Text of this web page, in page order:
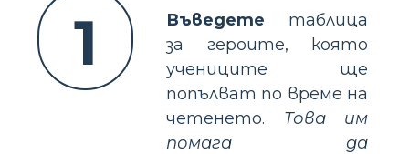
1 Въведете таблица
за героите, която
учениците ще
попълват по време на
четенето. Това им
помага да